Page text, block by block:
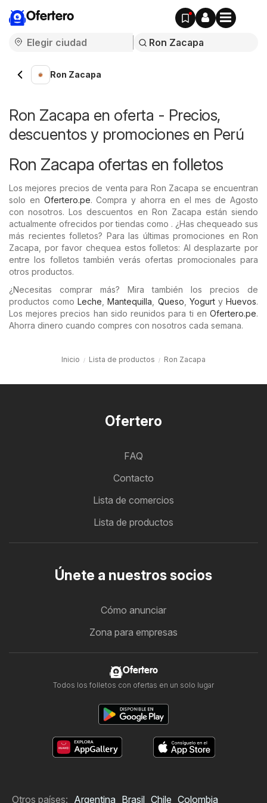
Ofertero
Ron Zacapa
Ron Zacapa en oferta - Precios,
descuentos y promociones en Perú
Ron Zacapa ofertas en folletos
Los mejores precios de venta para Ron Zacapa se encuentran
solo en Ofertero.pe. Compra y ahorra en el mes de Agosto
con nosotros. Los descuentos en Ron Zacapa están siendo
actualmente ofrecidos por tiendas como . ¿Has chequeado sus
más recientes folletos? Para las últimas promociones en Ron
Zacapa, por favor chequea estos folletos: Al desplazarte por
entre los folletos también verás ofertas promocionales para
otros productos.
¿Necesitas comprar más? Mira también los precios de
productos comoLeche ,Mantequilla Queso YogurtyHuevos.
Los mejores precios han sido reunidos para ti en Ofertero.pe.
Ahorra dinero cuando compres con nosotros cada semana.
Inicio Lista de productos Ron Zacapa
Ofertero
FAQ
Contacto
Lista de comercios
Lista de productos
Únete a nuestros socios
Cómo anunciar
Zona para empresas
Ofertero
Todos los folletos con ofertas en un solo lugar
Otros países: Argentina Brasil Chile Colombia